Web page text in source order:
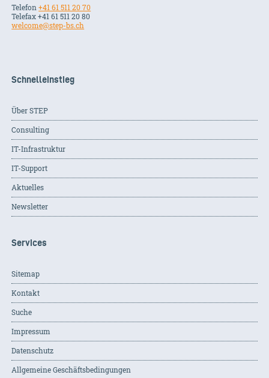
Telefon+41 61 511 20 70
Telefax +41 61 511 20 80
welcome@step-bs.ch
Schnelleinstieg
Über STEP
Consulting
IT-Infrastruktur
IT-Support
Aktuelles
Newsletter
Services
Sitemap
Kontakt
Suche
Impressum
Datenschutz
Allgemeine Geschäftsbedingungen